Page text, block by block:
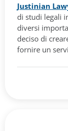
Justinian
di studi legali
diversi
deciso di
fornire un